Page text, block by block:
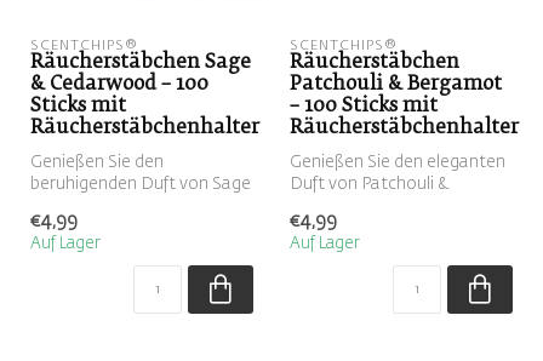
SCENTCHIPS®
Räucherstäbchen Sage
& Cedarwood – 100
Sticks mit
Räucherstäbchenhalter
Genießen Sie den
beruhigenden Duft von Sage
enthält 100 ...
€4,99
Auf Lager
SCENTCHIPS®
Räucherstäbchen
Patchouli & Bergamot
– 100 Sticks mit
Räucherstäbchenhalter
Genießen Sie den eleganten
Duft von Patchouli &
enthält 100...
€4,99
Auf Lager